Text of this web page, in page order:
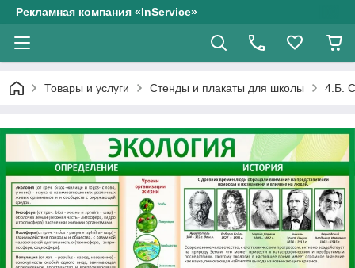
Рекламная компания «InService»
Товары и услуги Стенды и плакаты для школы 4.Б.